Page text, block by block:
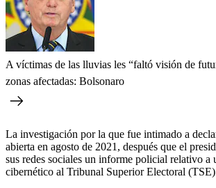
A víctimas de las lluvias les “faltó visión de
zonas afectadas: Bolsonaro
La investigación por la que fue intimado a
abierta en agosto de 2021, después que el
sus redes sociales un informe policial relativo a
cibernético al Tribunal Superior Electoral